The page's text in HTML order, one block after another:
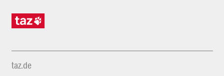
taz.de